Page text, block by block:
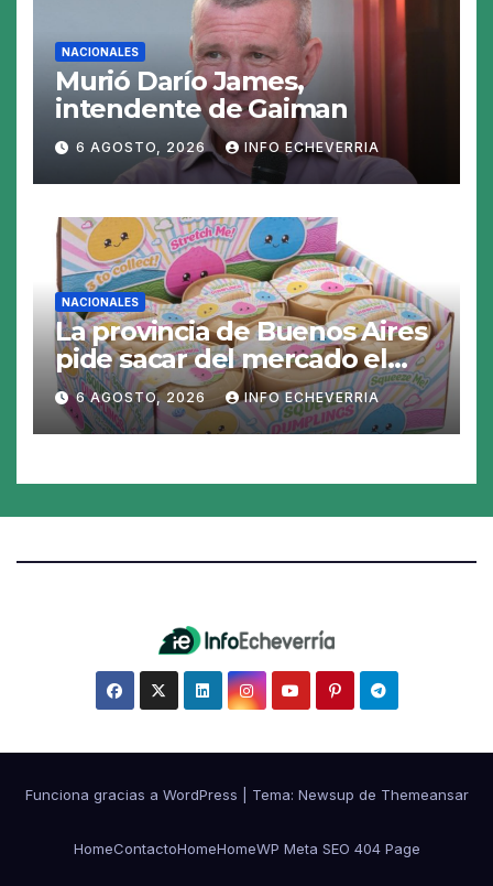
NACIONALES
Murió Darío James,
intendente de Gaiman
6 AGOSTO, 2026 INFO ECHEVERRIA
NACIONALES
La provincia de Buenos Aires
pide sacar del mercado el
«Squeezy Dumpling», un
juguete «tóxico»
6 AGOSTO, 2026 INFO ECHEVERRIA
Funciona gracias a WordPress Tema: Newsup de Themeansar
HomeContactoHomeHomeWP Meta SEO 404 Page